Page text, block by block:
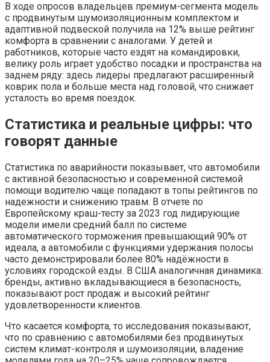
В ходе опросов владельцев премиум-сегмента модель
с продвинутым шумоизоляционным комплектом и
адаптивной подвеской получила на 12% выше рейтинг
комфорта в сравнении с аналогами. У детей и
работников, которые часто ездят на командировки,
велику роль играет удобство посадки и пространства на
заднем ряду: здесь лидеры предлагают расширенный
коврик пола и больше места над головой, что снижает
усталость во время поездок.
Статистика и реальные цифры: что
говорят данные
Статистика по аварийности показывает, что автомобили
с активной безопасностью и современной системой
помощи водителю чаще попадают в топы рейтингов по
надежности и снижению травм. В отчете по
Европейскому краш-тесту за 2023 год лидирующие
модели имели средний балл по системе
автоматического торможения превышающий 90% от
идеала, а автомобили с функциями удержания полосы
часто демонстрировали более 80% надёжности в
условиях городской езды. В США аналогичная динамика:
бренды, активно вкладывающиеся в безопасность,
показывают рост продаж и высокий рейтинг
удовлетворенности клиентов.
Что касается комфорта, то исследования показывают,
что по сравнению с автомобилями без продвинутых
систем климат-контроля и шумоизоляции, владение